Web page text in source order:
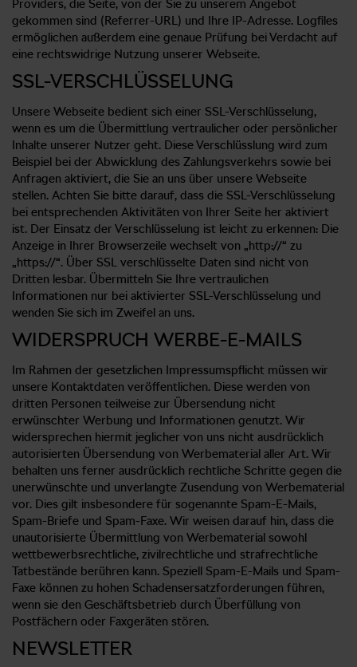
Providers, die Seite, von der Sie zu unserem Angebot
gekommen sind (Referrer-URL) und Ihre IP-Adresse. Logfiles
ermöglichen außerdem eine genaue Prüfung bei Verdacht auf
eine rechtswidrige Nutzung unserer Webseite.
SSL-VERSCHLÜSSELUNG
Unsere Webseite bedient sich einer SSL-Verschlüsselung,
wenn es um die Übermittlung vertraulicher oder persönlicher
Inhalte unserer Nutzer geht. Diese Verschlüsslung wird zum
Beispiel bei der Abwicklung des Zahlungsverkehrs sowie bei
Anfragen aktiviert, die Sie an uns über unsere Webseite
stellen. Achten Sie bitte darauf, dass die SSL-Verschlüsselung
bei entsprechenden Aktivitäten von Ihrer Seite her aktiviert
ist. Der Einsatz der Verschlüsselung ist leicht zu erkennen: Die
Anzeige in Ihrer Browserzeile wechselt von „http://“ zu
„https://“. Über SSL verschlüsselte Daten sind nicht von
Dritten lesbar. Übermitteln Sie Ihre vertraulichen
Informationen nur bei aktivierter SSL-Verschlüsselung und
wenden Sie sich im Zweifel an uns.
WIDERSPRUCH WERBE-E-MAILS
Im Rahmen der gesetzlichen Impressumspflicht müssen wir
unsere Kontaktdaten veröffentlichen. Diese werden von
dritten Personen teilweise zur Übersendung nicht
erwünschter Werbung und Informationen genutzt. Wir
widersprechen hiermit jeglicher von uns nicht ausdrücklich
autorisierten Übersendung von Werbematerial aller Art. Wir
behalten uns ferner ausdrücklich rechtliche Schritte gegen die
unerwünschte und unverlangte Zusendung von Werbematerial
vor. Dies gilt insbesondere für sogenannte Spam-E-Mails,
Spam-Briefe und Spam-Faxe. Wir weisen darauf hin, dass die
unautorisierte Übermittlung von Werbematerial sowohl
wettbewerbsrechtliche, zivilrechtliche und strafrechtliche
Tatbestände berühren kann. Speziell Spam-E-Mails und Spam-
Faxe können zu hohen Schadensersatzforderungen führen,
wenn sie den Geschäftsbetrieb durch Überfüllung von
Postfächern oder Faxgeräten stören.
NEWSLETTER